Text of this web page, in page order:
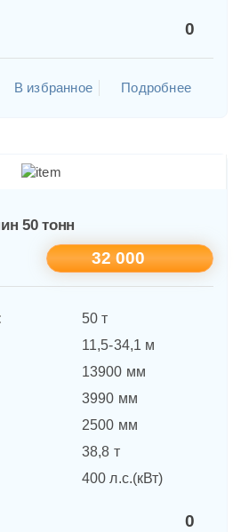
0
В избранное Подробнее
50 тонн
32 000
50 т
11,5-34,1 м
13900 мм
3990 мм
2500 мм
38,8 т
400 л.с.(кВт)
0